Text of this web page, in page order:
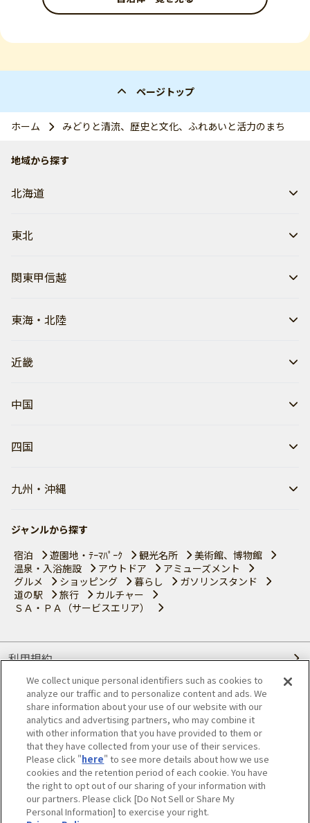
ページトップ
ホーム みどりと清流、歴史と文化、ふれあいと活力のまち
地域から探す
北海道
東北
関東甲信越
東海・北陸
近畿
中国
四国
九州・沖縄
ジャンルから探す
宿泊
遊園地・ﾃｰﾏﾊﾟｰｸ 観光名所
美術館、博物館
温泉・入浴施設
アウトドア
アミューズメント
グルメ
ショッピング 暮らし
ガソリンスタンド
道の駅
旅行
カルチャー
ＳＡ・ＰＡ（サービスエリア）
利用規約
個人情報の取り扱いについて
会員優待サービスの提携をご検討の方へ
JAFホームページ
© JAPAN AUTOMOBILE FEDERATION. All rights reserved.
We collect unique personal identifiers such as cookies to
analyze our traffic and to personalize content and ads. We
share information about your use of our website with our
analytics and advertising partners, who may combine it
with other information that you have provided to them or
that they have collected from your use of their services.
Please click "here" to see more details about how we use
cookies and the retention period of each cookie. You have
the right to opt out of our sharing of your information with
our partners. Please click [Do Not Sell or Share My
Personal Information] to exercise your right.